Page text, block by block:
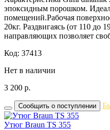
эпоксидным порошком.
помещений.Рабочая
20кг. Раздвигаясь (от 110 до
направляющих позволяет
Код: 37413
Нет в наличии
3 200 р.
Сообщить о поступлении
Утюг Braun TS 355